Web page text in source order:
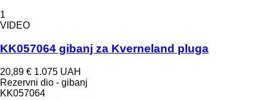
1
VIDEO
KK057064 gibanj za Kverneland pluga
20,89 € 1.075 UAH
Rezervni dio - gibanj
KK057064